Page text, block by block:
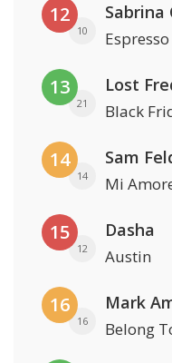
12
10
Sabrina
Espresso
13
21
Lost
Black
14
14
Sam
Mi
15
12
Dasha
Austin
16
16
Mark
Belong